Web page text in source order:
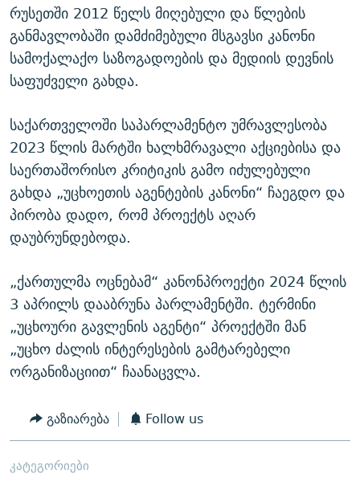
რუსეთში 2012 წელს მიღებული და წლების
განმავლობაში დამძიმებული მსგავსი კანონი
სამოქალაქო საზოგადოების და მედიის დევნის
საფუძველი გახდა.
საქართველოში საპარლამენტო უმრავლესობა
2023 წლის მარტში ხალხმრავალი აქციებისა და
საერთაშორისო კრიტიკის გამო იძულებული
გახდა „უცხოეთის აგენტების კანონი“ ჩაეგდო და
პირობა დადო, რომ პროექტს აღარ
დაუბრუნდებოდა.
„ქართულმა ოცნებამ“ კანონპროექტი 2024 წლის
3 აპრილს დააბრუნა პარლამენტში. ტერმინი
„უცხოური გავლენის აგენტი“ პროექტში მან
„უცხო ძალის ინტერესების გამტარებელი
ორგანიზაციით“ ჩაანაცვლა.
გაზიარება Follow us
კატეგორიები